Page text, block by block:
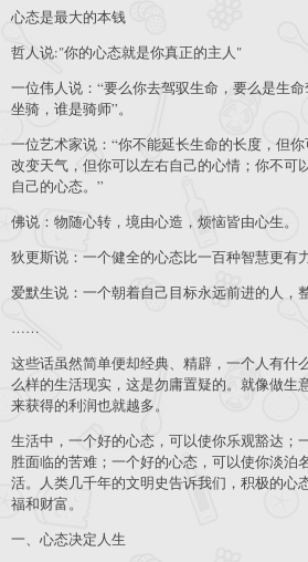
心态是最大的本钱
哲人说:"你的心态就是你真正的主人"
一位伟人说：“要么你去驾驭生命，要么是生
坐骑，谁是骑师”。
一位艺术家说：“你不能延长生命的长度，但
改变天气，但你可以左右自己的心情；你不可
自己的心态。”
佛说：物随心转，境由心造，烦恼皆由心生。
狄更斯说：一个健全的心态比一百种智慧更有力
爱默生说：一个朝着自己目标永远前进的人，
……
这些话虽然简单便却经典、精辟，一个人有什
么样的生活现实，这是勿庸置疑的。就像做生
来获得的利润也就越多。
生活中，一个好的心态，可以使你乐观豁达；
胜面临的苦难；一个好的心态，可以使你淡泊
活。人类几千年的文明史告诉我们，积极的心
福和财富。
一、心态决定人生